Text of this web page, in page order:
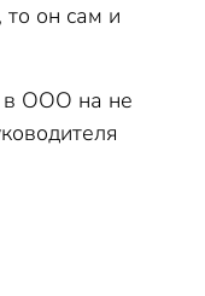
то он сам и
в ООО на не